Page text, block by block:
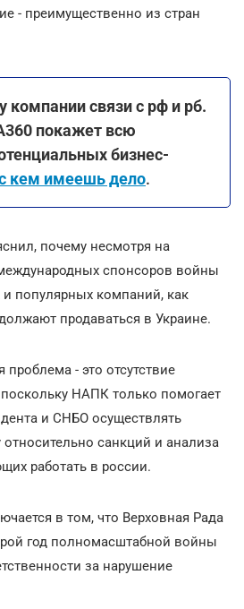
- преимущественно из стран
компании связи с рф и рб.
покажет всю
бизнес-
кем имеешь дело.
почему несмотря на
спонсоров войны
популярных компаний, как
продаваться в Украине.
- это отсутствие
НАПК только помогает
и СНБО осуществлять
относительно санкций и анализа
работать в россии.
в том, что Верховная Рада
год полномасштабной войны
за нарушение